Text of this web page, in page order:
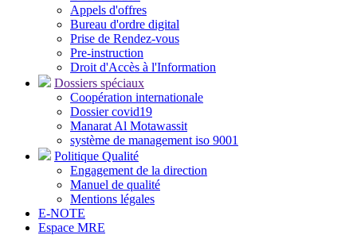
Appels d'offres
Bureau d'ordre digital
Prise de Rendez-vous
Pre-instruction
Droit d'Accès à l'Information
Dossiers spéciaux
Coopération internationale
Dossier covid19
Manarat Al Motawassit
système de management iso 9001
Politique Qualité
Engagement de la direction
Manuel de qualité
Mentions légales
E-NOTE
Espace MRE